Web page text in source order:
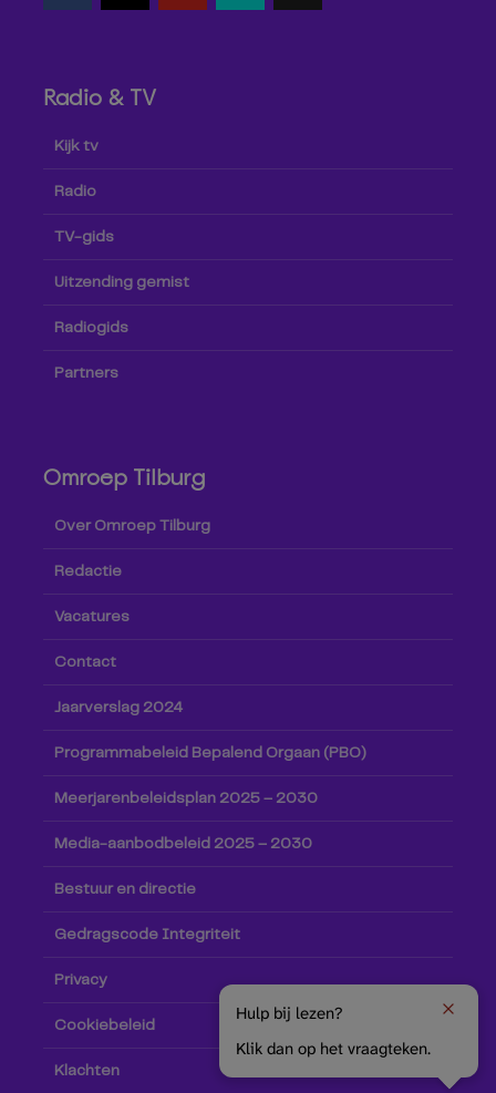
Radio & TV
Kijk tv
Radio
TV-gids
Uitzending gemist
Radiogids
Partners
Omroep Tilburg
Over Omroep Tilburg
Redactie
Vacatures
Contact
Jaarverslag 2024
Programmabeleid Bepalend Orgaan (PBO)
Meerjarenbeleidsplan 2025 – 2030
Media-aanbodbeleid 2025 – 2030
Bestuur en directie
Gedragscode Integriteit
Privacy
Cookiebeleid
Klachten
Hulp bij lezen?
Klik dan op het vraagteken.